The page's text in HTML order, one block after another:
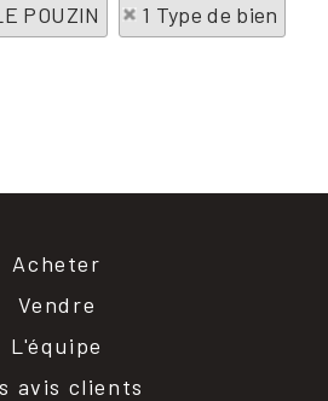
POUZIN 1 Type de bien
Acheter
Vendre
L'équipe
avis clients